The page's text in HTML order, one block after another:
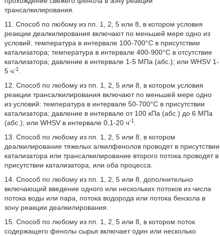
трансалкилирования.
11. Способ по любому из пп. 1, 2, 5 или 8, в котором условия
реакции деалкилирования включают по меньшей мере одно из
условий: температура в интервале 100-700°C в присутствии
катализатора; температура в интервале 400-900°C в отсутствие
катализатора; давление в интервале 1-5 МПа (абс.); или WHSV 1-
5 ч-1.
12. Способ по любому из пп. 1, 2, 5 или 8, в котором условия
реакции трансалкилирования включают по меньшей мере одно
из условий: температура в интервале 50-700°C в присутствии
катализатора; давление в интервале от 100 кПа (абс.) до 6 МПа
(абс.); или WHSV в интервале 0,1-20 ч-1.
13. Способ по любому из пп. 1, 2, 5 или 8, в котором
деалкилирование тяжелых алкилфенолов проводят в присутствии
катализатора или трансалкилирование второго потока проводят в
присутствии катализатора, или оба процесса.
14. Способ по любому из пп. 1, 2, 5 или 8, дополнительно
включающий введение одного или нескольких потоков из числа
потока воды или пара, потока водорода или потока бензола в
зону реакции деалкилирования.
15. Способ по любому из пп. 1, 2, 5 или 8, в котором поток
содержащего фенолы сырья включает один или несколько